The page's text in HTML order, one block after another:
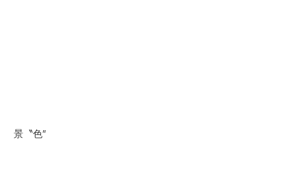
景〝色″